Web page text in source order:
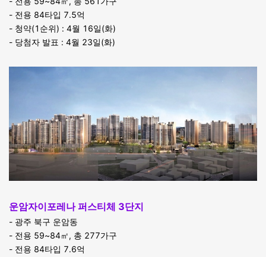
- 전용 84타입 7.5억
- 청약(1순위) : 4월 16일(화)
- 당첨자 발표 : 4월 23일(화)
운암자이포레나 퍼스티체 3단지
- 광주 북구 운암동
- 전용 59~84㎡, 총 277가구
- 전용 84타입 7.6억